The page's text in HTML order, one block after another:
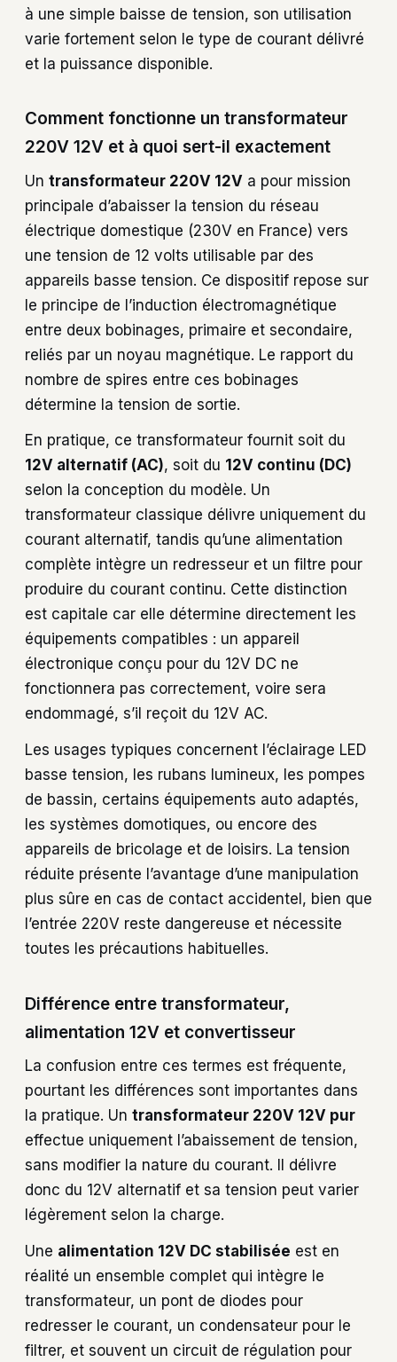
à une simple baisse de tension, son utilisation
varie fortement selon le type de courant délivré
et la puissance disponible.
Comment fonctionne un transformateur
220V 12V et à quoi sert-il exactement
Un transformateur 220V 12V a pour mission
principale d’abaisser la tension du réseau
électrique domestique (230V en France) vers
une tension de 12 volts utilisable par des
appareils basse tension. Ce dispositif repose sur
le principe de l’induction électromagnétique
entre deux bobinages, primaire et secondaire,
reliés par un noyau magnétique. Le rapport du
nombre de spires entre ces bobinages
détermine la tension de sortie.
En pratique, ce transformateur fournit soit du
12V alternatif (AC), soit du 12V continu (DC)
selon la conception du modèle. Un
transformateur classique délivre uniquement du
courant alternatif, tandis qu’une alimentation
complète intègre un redresseur et un filtre pour
produire du courant continu. Cette distinction
est capitale car elle détermine directement les
équipements compatibles : un appareil
électronique conçu pour du 12V DC ne
fonctionnera pas correctement, voire sera
endommagé, s’il reçoit du 12V AC.
Les usages typiques concernent l’éclairage LED
basse tension, les rubans lumineux, les pompes
de bassin, certains équipements auto adaptés,
les systèmes domotiques, ou encore des
appareils de bricolage et de loisirs. La tension
réduite présente l’avantage d’une manipulation
plus sûre en cas de contact accidentel, bien que
l’entrée 220V reste dangereuse et nécessite
toutes les précautions habituelles.
Différence entre transformateur,
alimentation 12V et convertisseur
La confusion entre ces termes est fréquente,
pourtant les différences sont importantes dans
la pratique. Un transformateur 220V 12V pur
effectue uniquement l’abaissement de tension,
sans modifier la nature du courant. Il délivre
donc du 12V alternatif et sa tension peut varier
légèrement selon la charge.
Une alimentation 12V DC stabilisée est en
réalité un ensemble complet qui intègre le
transformateur, un pont de diodes pour
redresser le courant, un condensateur pour le
filtrer, et souvent un circuit de régulation pour